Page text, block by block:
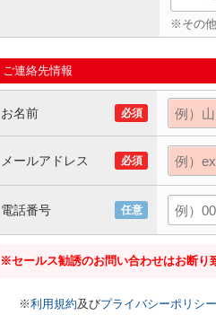
※その
ご連絡先情報
お名前 必須
メールアドレス 必須
電話番号 任意
※セールス勧誘のお問い合わせはお断り
※利用規約及びプライバシーポリシー